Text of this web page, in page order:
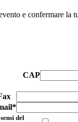
e confermare la
CAP
del